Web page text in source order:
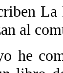
al
he